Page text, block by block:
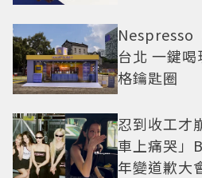
Nespresso
台北 一鍵
格鑰匙圈
忍到收工才
車上痛哭」
年變道歉大